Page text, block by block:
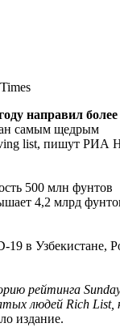
направил
самым щедрым
list, пишут РИА
500 млн фунтов
4,2 млрд
19 в Узбекистане,
рейтинга
людей Rich List,
издание.